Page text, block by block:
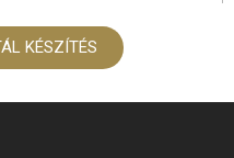
KÉSZÍTÉS